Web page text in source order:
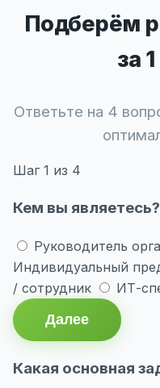
Подберём
за
Ответьте на 4
Шаг 1 из 4
Кем вы являетесь?
Руководитель
Индивидуальный
/ сотрудник
ИТ-
Далее
Какая основная